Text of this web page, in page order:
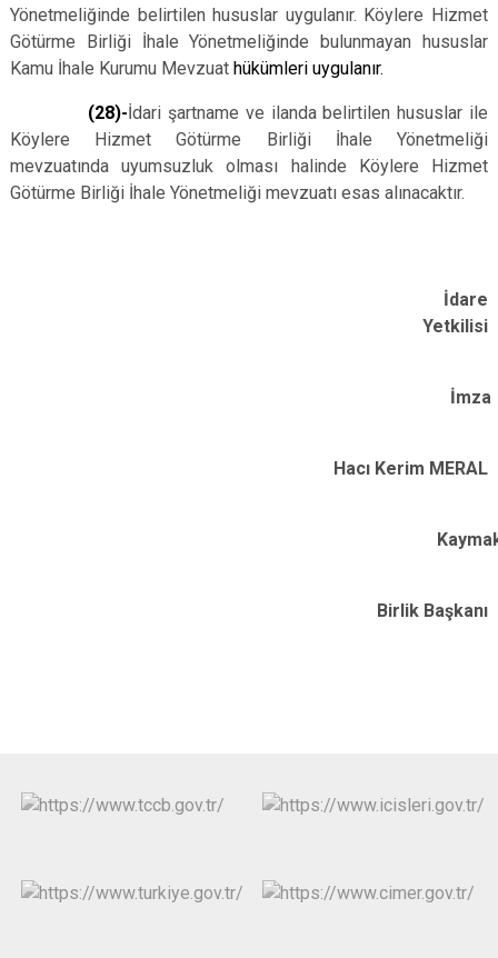
Yönetmeliğinde belirtilen hususlar uygulanır. Köylere Hizmet
Götürme Birliği İhale Yönetmeliğinde bulunmayan hususlar
Kamu İhale Kurumu Mevzuat hükümleri uygulanır.
(28)-İdari şartname ve ilanda belirtilen hususlar ile
Köylere Hizmet Götürme Birliği İhale Yönetmeliği
mevzuatında uyumsuzluk olması halinde Köylere Hizmet
Götürme Birliği İhale Yönetmeliği mevzuatı esas alınacaktır.
İdare
Yetkilisi
İmza
Hacı Kerim MERAL
Birlik Başkanı